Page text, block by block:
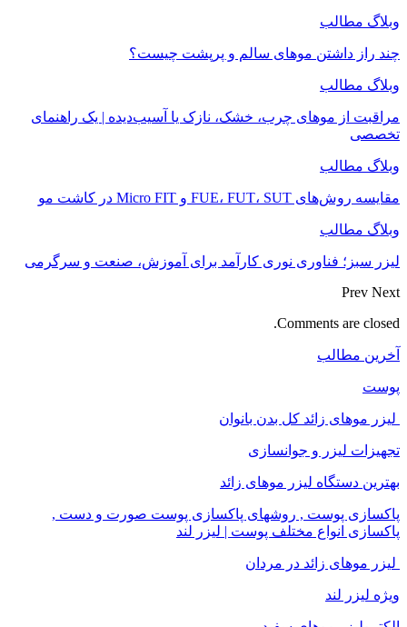
وبلاگ مطالب
چند راز داشتن موهای سالم و پرپشت چیست؟
وبلاگ مطالب
مراقبت از موهای چرب، خشک، نازک یا آسیب‌دیده | یک راهنمای
تخصصی
وبلاگ مطالب
مقایسه روش‌های FUE، FUT، SUT و Micro FIT در کاشت مو
وبلاگ مطالب
لیزر سبز؛ فناوری نوری کارآمد برای آموزش، صنعت و سرگرمی
Prev Next
Comments are closed.
آخرین مطالب
پوست
لیزر موهای زائد کل بدن بانوان
تجهیزات لیزر و جوانسازی
بهترین دستگاه لیزر موهای زائد
پاکسازی پوست , روشهای پاکسازی پوست صورت و دست ,
پاکسازی انواع مختلف پوست | لیزر لند
لیزر موهای زائد در مردان
ویژه لیزر لند